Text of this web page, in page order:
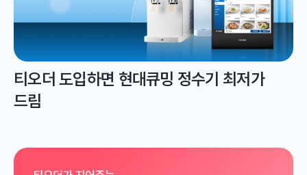
티오더 도입하면 현대큐밍 정수기 최저가
드림